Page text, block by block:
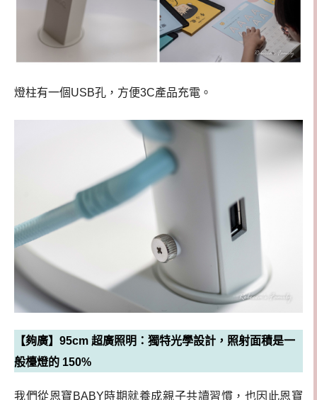
燈柱有一個USB孔，方便3C產品充電。
【夠廣】95cm 超廣照明：獨特光學設計，照射面積是一
般檯燈的 150%
我們從恩寶BABY時期就養成親子共讀習慣，也因此恩寶